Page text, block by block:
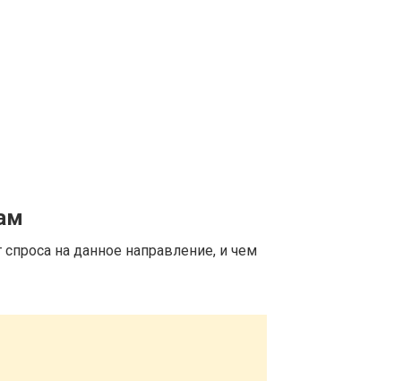
на данное направление, и чем